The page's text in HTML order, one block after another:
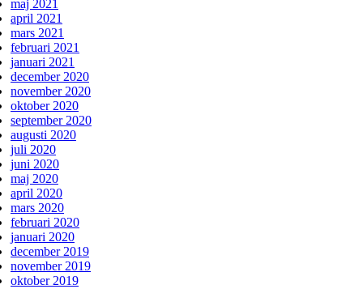
maj 2021
april 2021
mars 2021
februari 2021
januari 2021
december 2020
november 2020
oktober 2020
september 2020
augusti 2020
juli 2020
juni 2020
maj 2020
april 2020
mars 2020
februari 2020
januari 2020
december 2019
november 2019
oktober 2019